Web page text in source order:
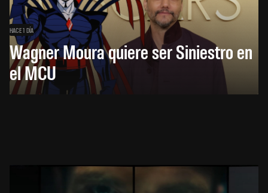
HACE 1 DÍA
Wagner Moura quiere ser Siniestro en
el MCU